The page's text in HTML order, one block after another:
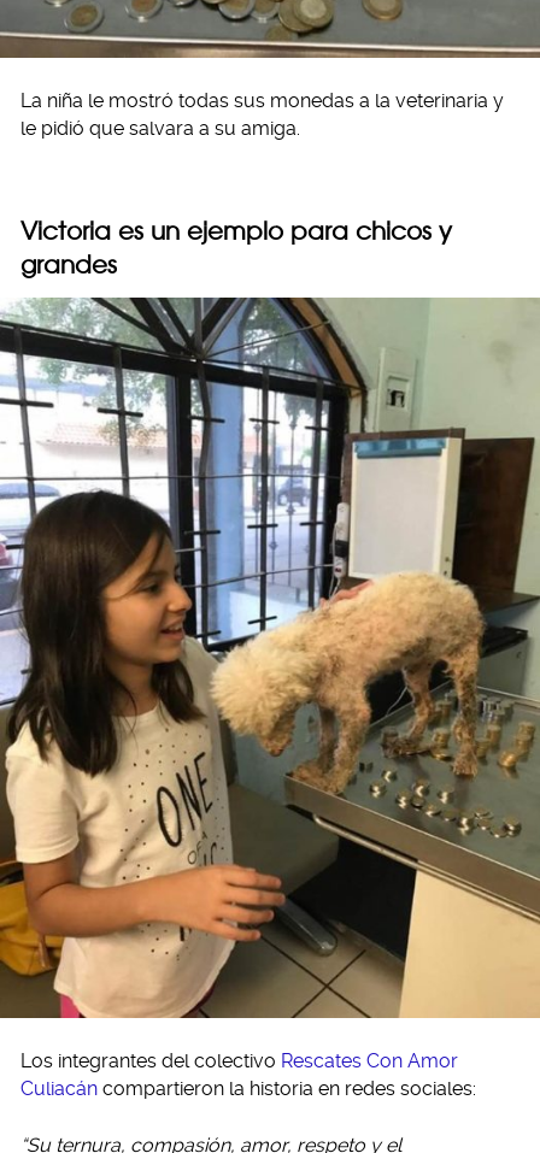
La niña le mostró todas sus monedas a la veterinaria y
le pidió que salvara a su amiga.
Victoria es un ejemplo para chicos y
grandes
Los integrantes del colectivo Rescates Con Amor
Culiacán compartieron la historia en redes sociales:
“Su ternura, compasión, amor, respeto y el